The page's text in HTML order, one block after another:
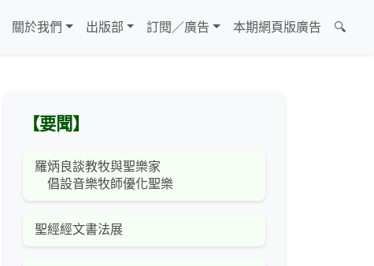
關於我們 出版部 訂閱／廣告 本期網頁版廣告 🔍
【要聞】
羅炳良談教牧與聖樂家
倡設音樂牧師優化聖樂
聖經經文書法展